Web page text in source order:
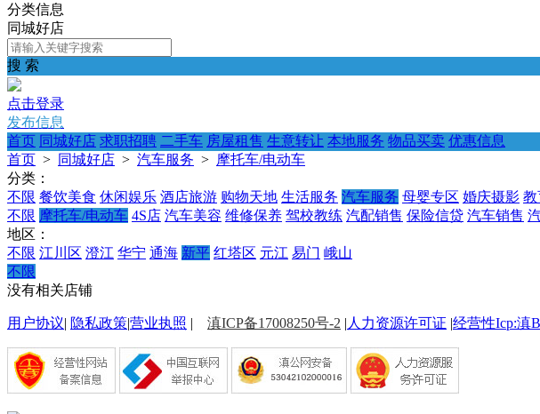
分类信息
同城好店
搜 索
点击登录
发布信息
首页 同城好店 求职招聘 二手车 房屋租售 生意转让 本地服务 物品买卖 优惠信息
首页 > 同城好店 > 汽车服务 > 摩托车/电动车
分类：
不限 餐饮美食 休闲娱乐 酒店旅游 购物天地 生活服务 汽车服务 母婴专区 婚庆摄影 教
不限 摩托车/电动车 4S店 汽车美容 维修保养 驾校教练 汽配销售 保险信贷 汽车销售
地区：
不限 江川区 澄江 华宁 通海 新平 红塔区 元江 易门 峨山
不限
没有相关店铺
用户协议| 隐私政策|营业执照 | 滇ICP备17008250号-2 | 人力资源许可证 |经营性Icp:滇